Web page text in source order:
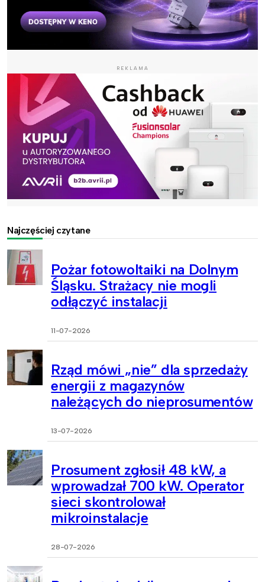
REKLAMA
Najczęściej czytane
Pożar fotowoltaiki na Dolnym
Śląsku. Strażacy nie mogli
odłączyć instalacji
11-07-2026
Rząd mówi „nie” dla sprzedaży
energii z magazynów
należących do nieprosumentów
13-07-2026
Prosument zgłosił 48 kW, a
wprowadzał 700 kW. Operator
sieci skontrolował
mikroinstalacje
28-07-2026